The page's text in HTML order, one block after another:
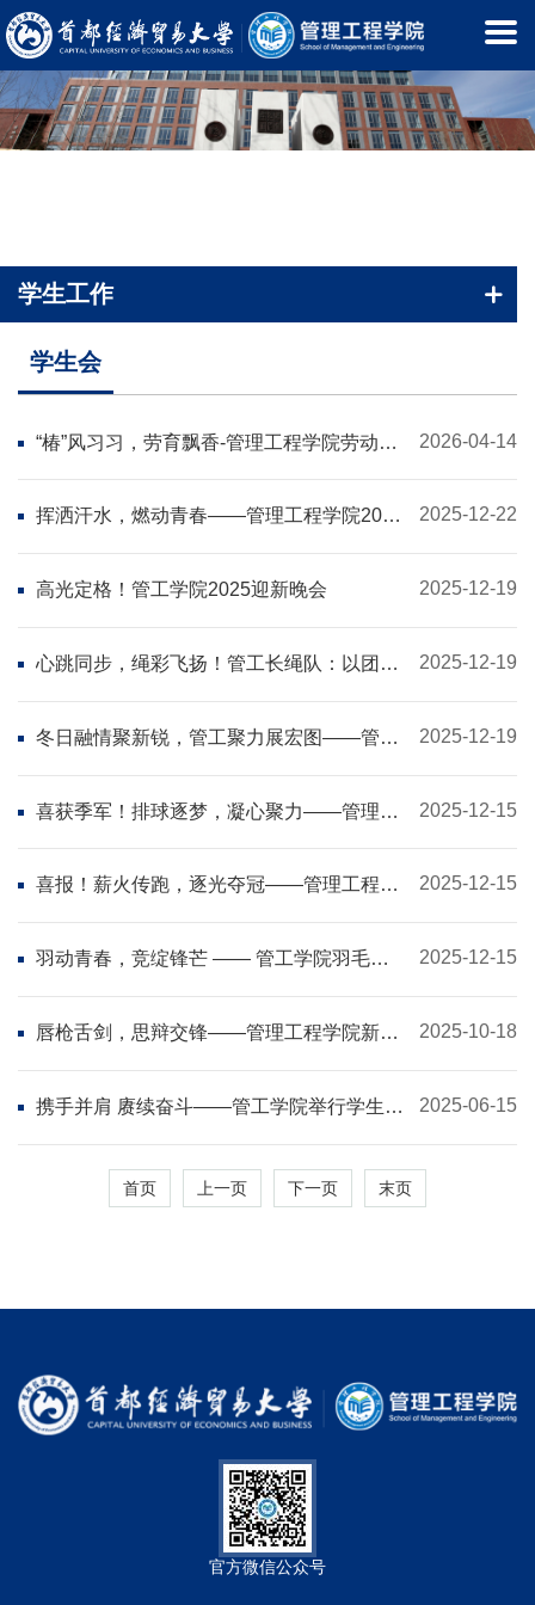
首页 - 学生工作
学生工作
学生会
“椿”风习习，劳育飘香-管理工程学院劳动实
2026-04-14
挥洒汗水，燃动青春——管理工程学院2025
2025-12-22
高光定格！管工学院2025迎新晚会 2025-12-19
心跳同步，绳彩飞扬！管工长绳队：以团结
2025-12-19
冬日融情聚新锐，管工聚力展宏图——管理
2025-12-19
喜获季军！排球逐梦，凝心聚力——管理工
2025-12-15
喜报！薪火传跑，逐光夺冠——管理工程学
2025-12-15
羽动青春，竞绽锋芒 —— 管工学院羽毛球
2025-12-15
唇枪舌剑，思辩交锋——管理工程学院新生
2025-10-18
携手并肩 赓续奋斗——管工学院举行学生活
2025-06-15
首页 上一页 下一页 末页
官方微信公众号